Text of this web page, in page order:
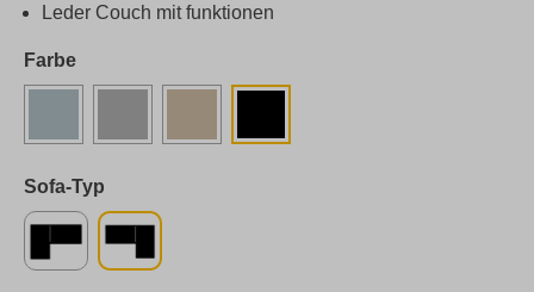
Leder Couch mit funktionen
Farbe
Sofa-Typ